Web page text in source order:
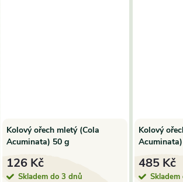
Kolový ořech mletý (Cola
Acuminata) 50 g
126 Kč
Skladem do 3 dnů
Kolový
485 Kč